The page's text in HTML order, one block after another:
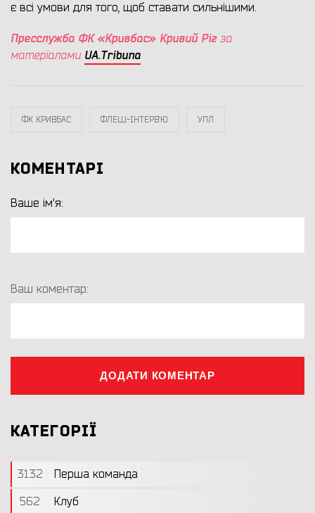
є всі умови для того, щоб ставати сильнішими.
Пресслужба ФК «Кривбас» Кривий Рігза
матеріалами UA.Tribuna
ФК КРИВБАС ФЛЕШ-ІНТЕРВ`Ю УПЛ
КОМЕНТАРІ
Ваше ім'я:
Ваш коментар:
ДОДАТИ КОМЕНТАР
КАТЕГОРІЇ
3132
Перша команда
562
Клуб